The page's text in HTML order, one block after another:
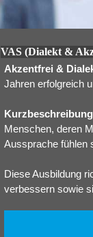
VAS (Dialekt &
Akzentfrei &
Jahren erfolgreich
Menschen, deren
Aussprache fühlen
Diese Ausbildung
verbessern sowie